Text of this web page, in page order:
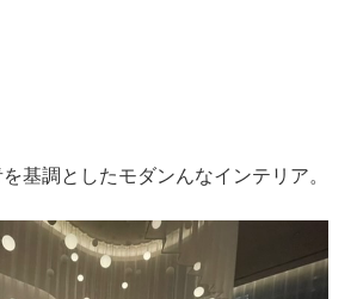
基調としたモダンんなインテリア。